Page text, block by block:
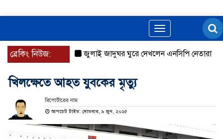
Toggle
navigation
ব্রেকিং নিউজ: জুলাই জাদুঘর ঘুরে দেখলেন এনসিপি নেতারা
খিলক্ষেতে আহত যুবকের মৃত্যু
রিপোর্টারের নাম
আপডেট টাইম: সোমবার, ৯ জুন, ২০২৫